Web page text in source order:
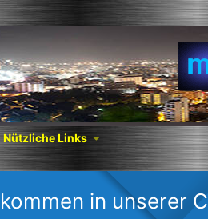
Nützliche Links
in unserer